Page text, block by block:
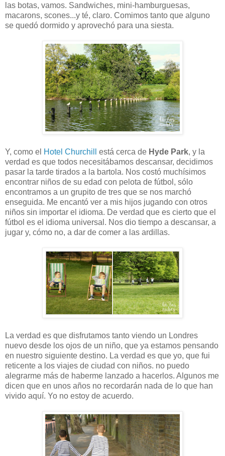
las botas, vamos. Sandwiches, mini-hamburguesas,
macarons, scones...y té, claro. Comimos tanto que alguno
se quedó dormido y aprovechó para una siesta.
Y, como el Hotel Churchill está cerca de Hyde Park, y la
verdad es que todos necesitábamos descansar, decidimos
pasar la tarde tirados a la bartola. Nos costó muchísimos
encontrar niños de su edad con pelota de fútbol, sólo
encontramos a un grupito de tres que se nos marchó
enseguida. Me encantó ver a mis hijos jugando con otros
niños sin importar el idioma. De verdad que es cierto que el
fútbol es el idioma universal. Nos dio tiempo a descansar, a
jugar y, cómo no, a dar de comer a las ardillas.
La verdad es que disfrutamos tanto viendo un Londres
nuevo desde los ojos de un niño, que ya estamos pensando
en nuestro siguiente destino. La verdad es que yo, que fui
reticente a los viajes de ciudad con niños. no puedo
alegrarme más de haberme lanzado a hacerlos. Algunos me
dicen que en unos años no recordarán nada de lo que han
vivido aquí. Yo no estoy de acuerdo.